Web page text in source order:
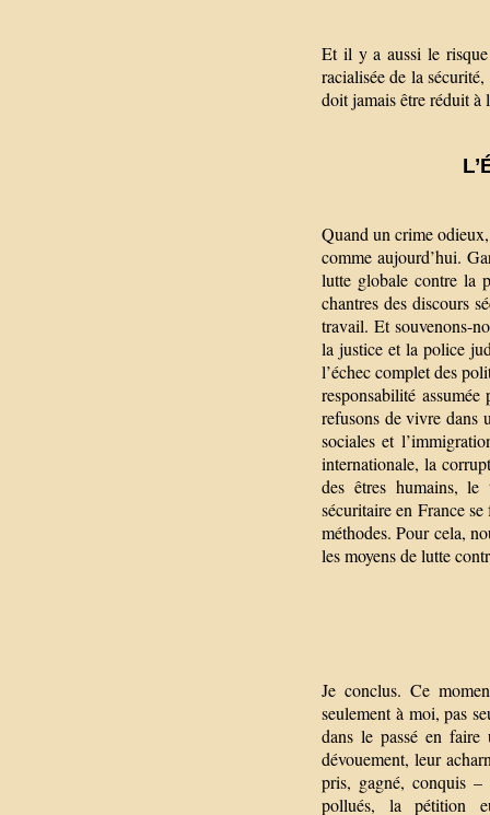
Et il y a aussi le
racialisée de la
doit jamais être réduit à
Quand un crime
comme aujourd’hui.
lutte globale contre la
chantres des discours
travail. Et souvenons-
la justice et la police
l’échec complet des
responsabilité
refusons de vivre dans
sociales et
internationale, la
des êtres humains, le
sécuritaire en France
méthodes. Pour cela,
les moyens de lutte
Je conclus. Ce
seulement à moi, pas
dans le passé en
dévouement, leur
pris, gagné, conquis –
pollués, la pétition